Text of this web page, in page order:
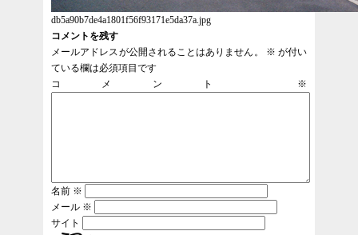
db5a90b7de4a1801f56f93171e5da37a.jpg
コメントを残す
メールアドレスが公開されることはありません。
※ が付い
ている欄は必須項目です
コメント ※
名前 ※
メール ※
サイト